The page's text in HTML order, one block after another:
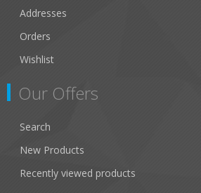
Addresses
Orders
Wishlist
Our Offers
Search
New Products
Recently viewed products